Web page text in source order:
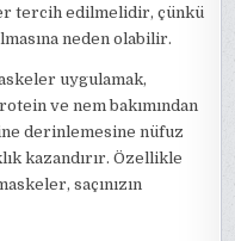
tercih edilmelidir, çünkü
neden olabilir.
uygulamak,
ve nem bakımından
derinlemesine nüfuz
kazandırır. Özellikle
saçınızın